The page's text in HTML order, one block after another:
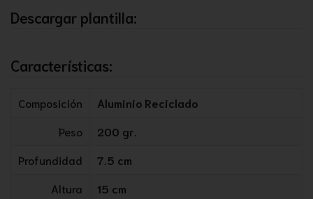
Descargar plantilla:
Características:
Composición
Aluminio Reciclado
Peso
200 gr.
Profundidad
7.5 cm
Altura
15 cm